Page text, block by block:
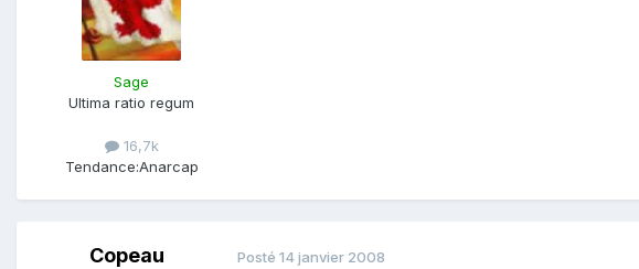
Sage
Ultima ratio regum
16,7k
Tendance:Anarcap
Copeau Posté 14 janvier 2008